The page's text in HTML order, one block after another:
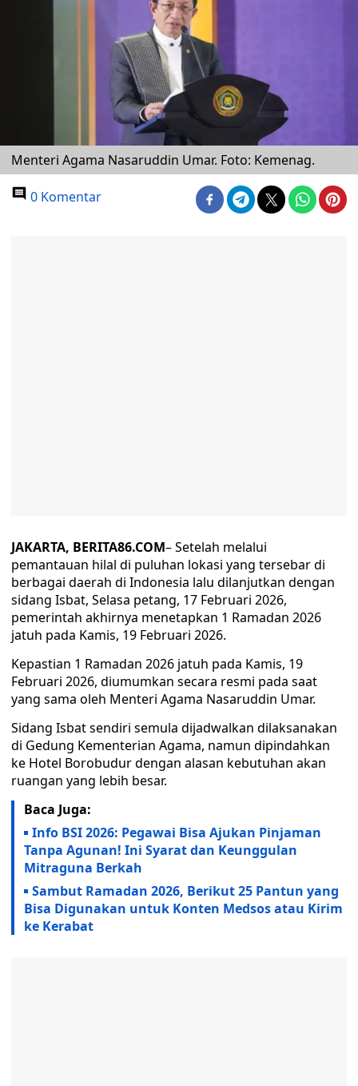
Menteri Agama Nasaruddin Umar. Foto: Kemenag.
0 Komentar
JAKARTA, BERITA86.COM– Setelah melalui
pemantauan hilal di puluhan lokasi yang tersebar di
berbagai daerah di Indonesia lalu dilanjutkan dengan
sidang Isbat, Selasa petang, 17 Februari 2026,
pemerintah akhirnya menetapkan 1 Ramadan 2026
jatuh pada Kamis, 19 Februari 2026.
Kepastian 1 Ramadan 2026 jatuh pada Kamis, 19
Februari 2026, diumumkan secara resmi pada saat
yang sama oleh Menteri Agama Nasaruddin Umar.
Sidang Isbat sendiri semula dijadwalkan dilaksanakan
di Gedung Kementerian Agama, namun dipindahkan
ke Hotel Borobudur dengan alasan kebutuhan akan
ruangan yang lebih besar.
Baca Juga:
Info BSI 2026: Pegawai Bisa Ajukan Pinjaman
Tanpa Agunan! Ini Syarat dan Keunggulan
Mitraguna Berkah
Sambut Ramadan 2026, Berikut 25 Pantun yang
Bisa Digunakan untuk Konten Medsos atau Kirim
ke Kerabat